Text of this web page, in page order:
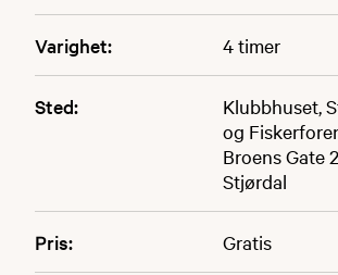
Varighet: 4 timer
Sted:
Klubbhuset,
og
Broens Gate
Stjørdal
Pris: Gratis